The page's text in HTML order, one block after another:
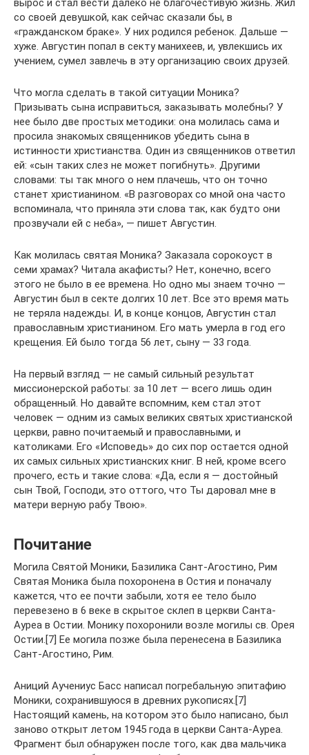
вырос и стал вести далеко не благочестивую жизнь. Жил
со своей девушкой, как сейчас сказали бы, в
«гражданском браке». У них родился ребенок. Дальше —
хуже. Августин попал в секту манихеев, и, увлекшись их
учением, сумел завлечь в эту организацию своих друзей.
Что могла сделать в такой ситуации Моника?
Призывать сына исправиться, заказывать молебны? У
нее было две простых методики: она молилась сама и
просила знакомых священников убедить сына в
истинности христианства. Один из священников ответил
ей: «сын таких слез не может погибнуть». Другими
словами: ты так много о нем плачешь, что он точно
станет христианином. «В разговорах со мной она часто
вспоминала, что приняла эти слова так, как будто они
прозвучали ей с неба», — пишет Августин.
Как молилась святая Моника? Заказала сорокоуст в
семи храмах? Читала акафисты? Нет, конечно, всего
этого не было в ее времена. Но одно мы знаем точно —
Августин был в секте долгих 10 лет. Все это время мать
не теряла надежды. И, в конце концов, Августин стал
православным христианином. Его мать умерла в год его
крещения. Ей было тогда 56 лет, сыну — 33 года.
На первый взгляд — не самый сильный результат
миссионерской работы: за 10 лет — всего лишь один
обращенный. Но давайте вспомним, кем стал этот
человек — одним из самых великих святых христианской
церкви, равно почитаемый и православными, и
католиками. Его «Исповедь» до сих пор остается одной
их самых сильных христианских книг. В ней, кроме всего
прочего, есть и такие слова: «Да, если я — достойный
сын Твой, Господи, это оттого, что Ты даровал мне в
матери верную рабу Твою».
Почитание
Могила Святой Моники, Базилика Сант-Агостино, Рим
Святая Моника была похоронена в Остия и поначалу
кажется, что ее почти забыли, хотя ее тело было
перевезено в 6 веке в скрытое склеп в церкви Санта-
Ауреа в Остии. Монику похоронили возле могилы св. Орея
Остии.[7] Ее могила позже была перенесена в Базилика
Сант-Агостино, Рим.
Аниций Аучениус Басс написал погребальную эпитафию
Моники, сохранившуюся в древних рукописях.[7]
Настоящий камень, на котором это было написано, был
заново открыт летом 1945 года в церкви Санта-Ауреа.
Фрагмент был обнаружен после того, как два мальчика